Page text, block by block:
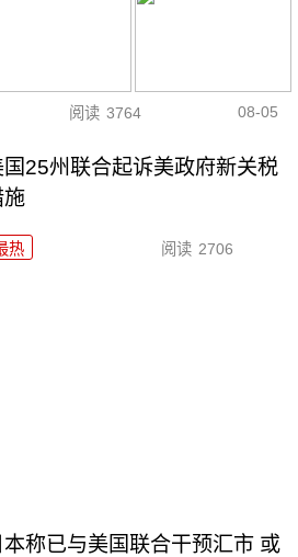
阅读 3764 08-05
国25州联合起诉美政府新关税
施
热 阅读 2706
本称已与美国联合干预汇市 或